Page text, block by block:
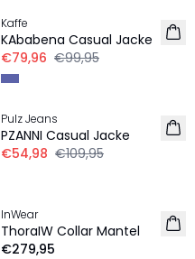
Kaffe
KAbabena Casual Jacke
€79,96 €99,95
-50%
Pulz Jeans
PZANNI Casual Jacke
€54,98 €109,95
NEU
InWear
ThoraIW Collar Mantel
€279,95